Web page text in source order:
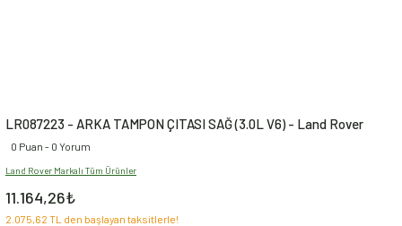
LR087223 - ARKA TAMPON ÇITASI SAĞ (3.0L V6) - Land Rover
0 Puan - 0 Yorum
Land Rover Markalı Tüm Ürünler
11.164,26₺
2.075,62 TL den başlayan taksitlerle!